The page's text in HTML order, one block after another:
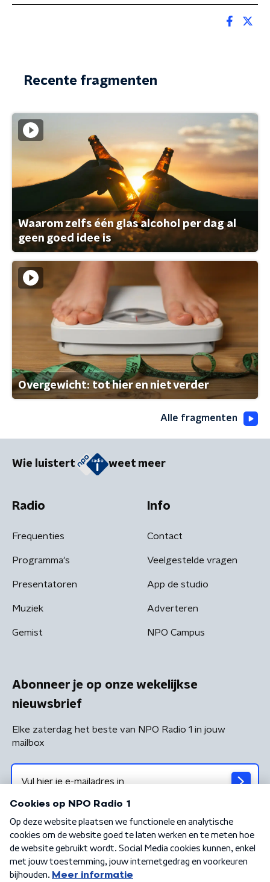
Recente fragmenten
Waarom zelfs één glas alcohol per dag al
geen goed idee is
Overgewicht: tot hier en niet verder
Alle fragmenten
Wie luistert weet meer
Radio
Frequenties
Programma's
Presentatoren
Muziek
Gemist
Info
Contact
Veelgestelde vragen
App de studio
Adverteren
NPO Campus
Abonneer je op onze wekelijkse
nieuwsbrief
Elke zaterdag het beste van NPO Radio 1 in jouw
mailbox
Algemene voorwaarden